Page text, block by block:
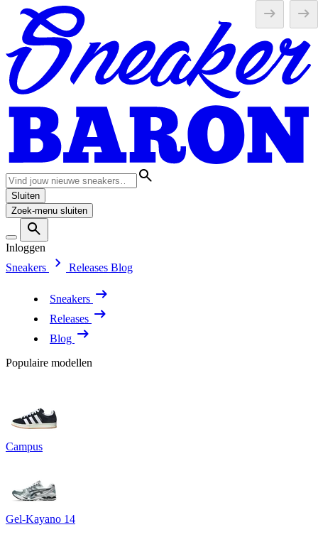
Sluiten
Zoek-menu sluiten
Inloggen
Sneakers
Releases Blog
Sneakers
Releases
Blog
Populaire modellen
Campus
Gel-Kayano 14